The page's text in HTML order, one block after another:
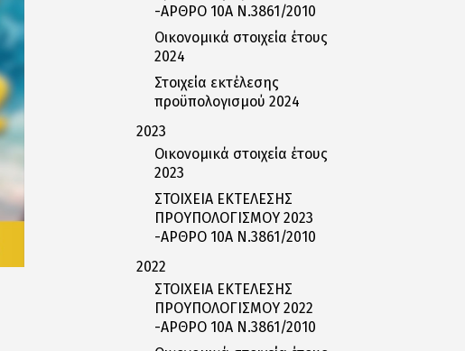
-ΑΡΘΡΟ 10Α Ν.3861/2010
Οικονομικά στοιχεία έτους
2024
Στοιχεία εκτέλεσης
προϋπολογισμού 2024
2023
Οικονομικά στοιχεία έτους
2023
ΣΤΟΙΧΕΙΑ ΕΚΤΕΛΕΣΗΣ
ΠΡΟΥΠΟΛΟΓΙΣΜΟΥ 2023
-ΑΡΘΡΟ 10Α Ν.3861/2010
2022
ΣΤΟΙΧΕΙΑ ΕΚΤΕΛΕΣΗΣ
ΠΡΟΥΠΟΛΟΓΙΣΜΟΥ 2022
-ΑΡΘΡΟ 10Α Ν.3861/2010